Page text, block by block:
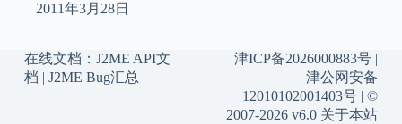
2011年3月28日
在线文档： J2ME API文
档 | J2ME Bug汇总
津ICP备2026000883号 |
津公网安备
12010102001403号 | ©
2007-2026 v6.0 关于本站